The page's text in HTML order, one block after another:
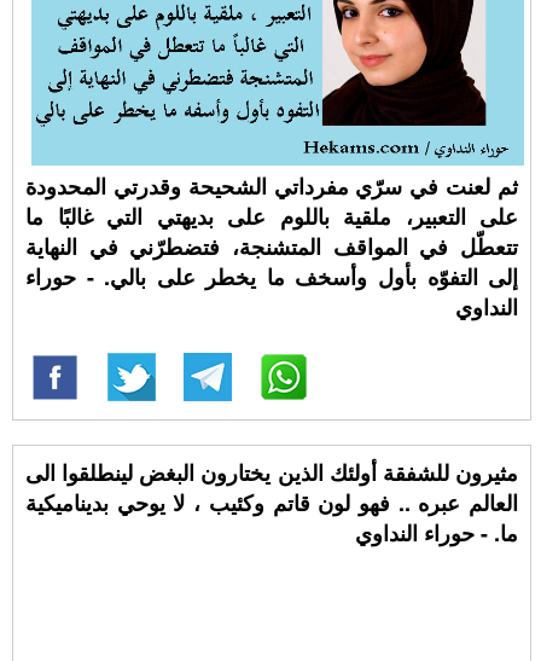
ثم لعنت في سرّي مفرداتي الشحيحة وقدرتي المحدودة
على التعبير، ملقية باللوم على بديهتي التي غالبًا ما
تتعطّل في المواقف المتشنجة، فتضطرّني في النهاية
إلى التفوّه بأول وأسخف ما يخطر على بالي. - حوراء
النداوي
مثيرون للشفقة أولئك الذين يختارون البغض لينطلقوا الى
العالم عبره .. فهو لون قاتم وكئيب ، لا يوحي بديناميكية
ما. - حوراء النداوي